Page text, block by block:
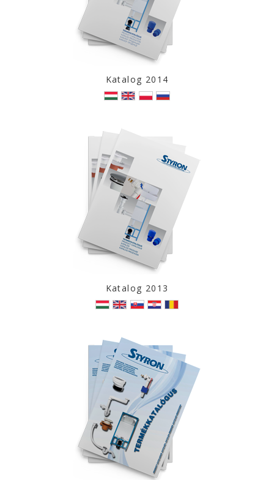
Katalog 2014
Katalog 2013